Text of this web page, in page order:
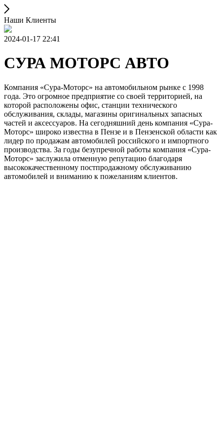
Наши Клиенты
2024-01-17 22:41
СУРА МОТОРС АВТО
Компания «Сура-Моторс» на автомобильном рынке с 1998
года. Это огромное предприятие со своей территорией, на
которой расположены офис, станции технического
обслуживания, склады, магазины оригинальных запасных
частей и аксессуаров. На сегодняшний день компания «Сура-
Моторс» широко известна в Пензе и в Пензенской области как
лидер по продажам автомобилей российского и импортного
производства. За годы безупречной работы компания «Сура-
Моторс» заслужила отменную репутацию благодаря
высококачественному постпродажному обслуживанию
автомобилей и вниманию к пожеланиям клиентов.